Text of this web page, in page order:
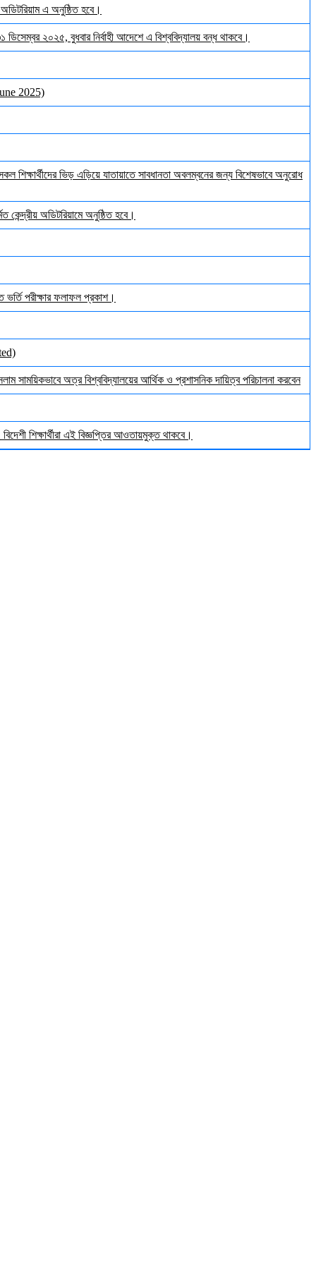
এ অনুষ্ঠিত হবে।
ডিসেম্বর ২০২৫, বুধবার নির্বাহী আদেশে এ বিশ্ববিদ্যালয় বন্ধ থাকবে।
2025)
ভিড় এড়িয়ে যাতায়াতে সাবধানতা অবলম্বনের জন্য বিশেষভাবে অনুরোধ
কেন্দ্রীয় অডিটরিয়ামে অনুষ্ঠিত হবে।
ভর্তি পরীক্ষার ফলাফল প্রকাশ।
সাময়িকভাবে অত্র বিশ্ববিদ্যালয়ের আর্থিক ও প্রশাসনিক দায়িত্ব পরিচালনা করবেন
শিক্ষার্থীরা এই বিজ্ঞপ্তির আওতায়মুক্ত থাকবে।